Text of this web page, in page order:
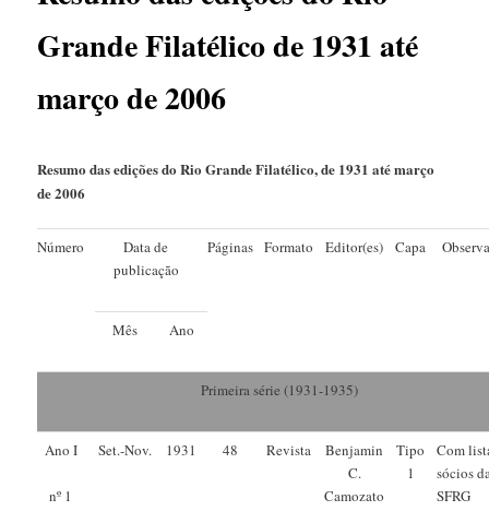
Grande Filatélico de 1931 até
março de 2006
Resumo das edições do Rio Grande Filatélico, de 1931 até março
de 2006
Número
Data de
publicação
Páginas Formato Editor(es) Capa
Mês Ano
Primeira série (1931-1935)
Ano I
nº 1
Set.-Nov. 1931 48 Revista
Benjamin
C.
Camozato
Tipo
1
Com
sócios
SFRG